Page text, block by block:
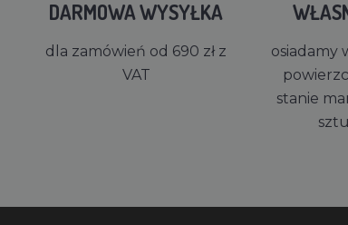
DARMOWA WYSYŁKA
dla zamówień od 690 zł z
VAT
osiadamy
stanie